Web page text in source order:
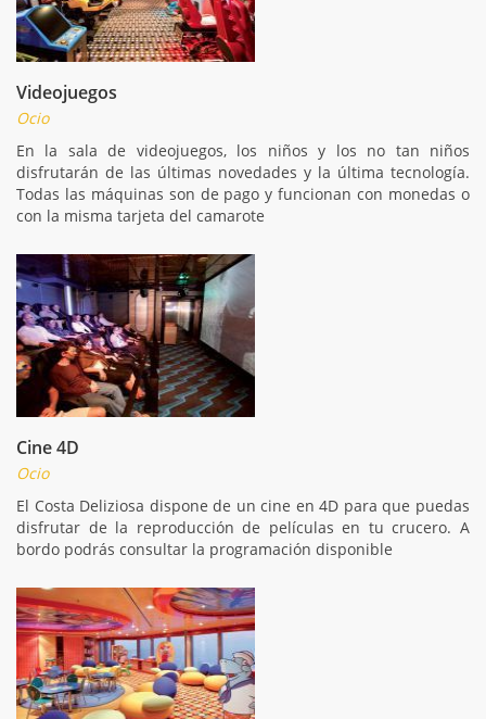
Videojuegos
Ocio
En la sala de videojuegos, los niños y los no tan niños
disfrutarán de las últimas novedades y la última tecnología.
Todas las máquinas son de pago y funcionan con monedas o
con la misma tarjeta del camarote
Cine 4D
Ocio
El Costa Deliziosa dispone de un cine en 4D para que puedas
disfrutar de la reproducción de películas en tu crucero. A
bordo podrás consultar la programación disponible